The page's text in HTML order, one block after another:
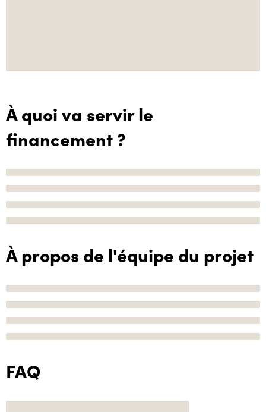
À quoi va servir le
financement ?
À propos de l'équipe du projet
FAQ